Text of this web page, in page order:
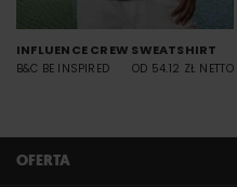
INFLUENCE CREW SWEATSHIRT
B&C BE INSPIRED OD 54.12 ZŁ NETTO
OFERTA